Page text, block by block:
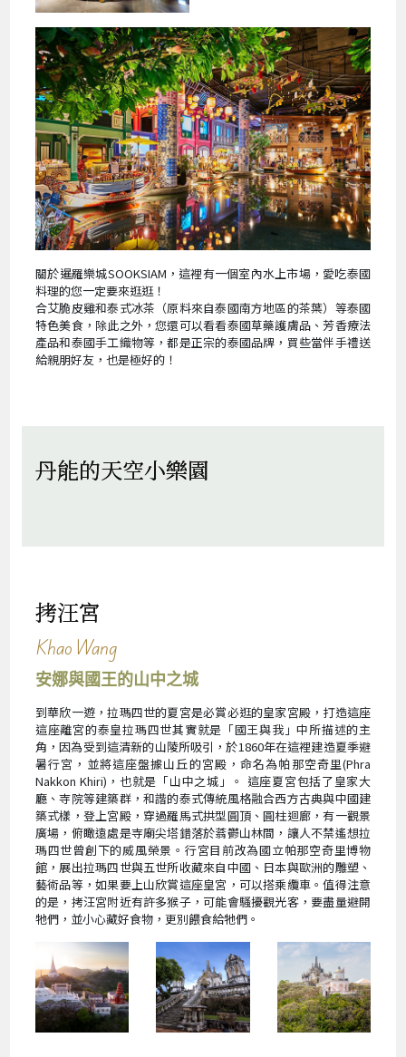
關於暹羅樂城SOOKSIAM，這裡有一個室內水上市場，愛吃泰國
料理的您一定要來逛逛！
合艾脆皮雞和泰式冰茶（原料來自泰國南方地區的茶葉）等泰國
特色美食，除此之外，您還可以看看泰國草藥護膚品、芳香療法
產品和泰國手工織物等，都是正宗的泰國品牌，買些當伴手禮送
給親朋好友，也是極好的！
丹能的天空小樂園
拷汪宮
Khao Wang
安娜與國王的山中之城
到華欣一遊，拉瑪四世的夏宮是必賞必逛的皇家宮殿，打造這座
這座離宮的泰皇拉瑪四世其實就是「國王與我」中所描述的主
角，因為受到這清新的山陵所吸引，於1860年在這裡建造夏季避
暑行宮，並將這座盤據山丘的宮殿，命名為帕那空奇里(Phra
Nakkon Khiri)，也就是「山中之城」。 這座夏宮包括了皇家大
廳、寺院等建築群，和諧的泰式傳統風格融合西方古典與中國建
築式樣，登上宮殿，穿過羅馬式拱型圓頂、圓柱迴廊，有一觀景
廣場，俯瞰遠處是寺廟尖塔錯落於蓊鬱山林間，讓人不禁遙想拉
瑪四世曾創下的威風榮景。行宮目前改為國立帕那空奇里博物
館，展出拉瑪四世與五世所收藏來自中國、日本與歐洲的雕塑、
藝術品等，如果要上山欣賞這座皇宮，可以搭乘纜車。值得注意
的是，拷汪宮附近有許多猴子，可能會騷擾觀光客，要盡量避開
牠們，並小心藏好食物，更別餵食給牠們。